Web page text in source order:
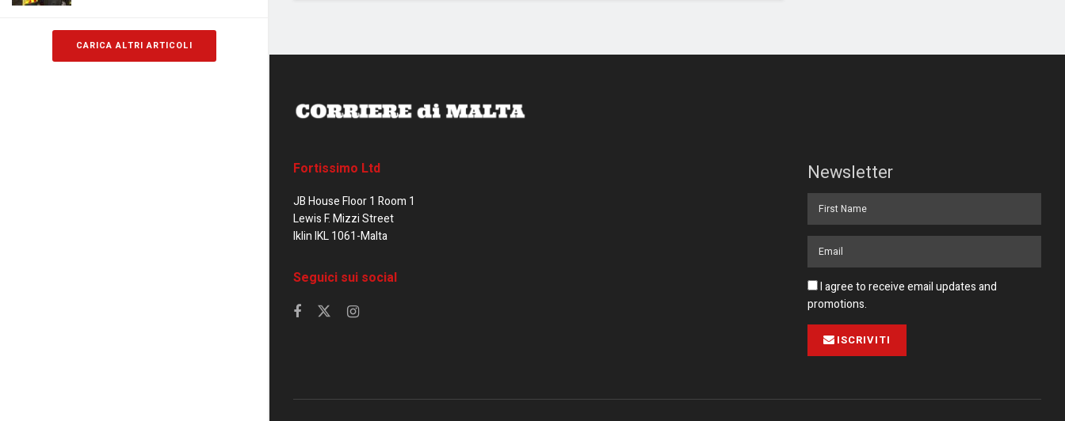
CARICA ALTRI ARTICOLI
Fortissimo Ltd
JB House Floor 1 Room 1
Lewis F. Mizzi Street
Iklin IKL 1061-Malta
Seguici sui social
Newsletter
I agree to receive email updates and
promotions.
ISCRIVITI